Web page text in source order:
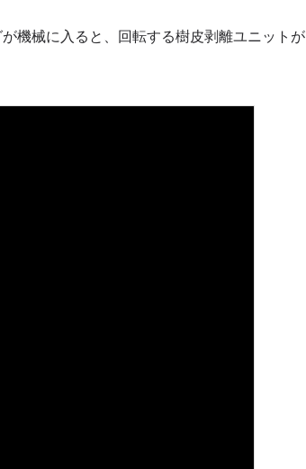
機械に入ると、回転する樹皮剥離ユニットが